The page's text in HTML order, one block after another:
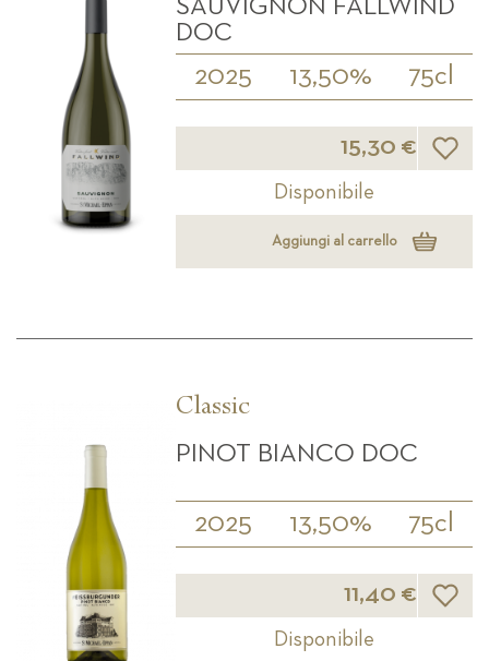
SAUVIGNON FALLWIND
DOC
2025 13,50% 75cl
15,30 € Lista
Disponibile
Aggiungi al carrello
Classic
PINOT BIANCO DOC
2025 13,50% 75cl
11,40 € Lista
Disponibile